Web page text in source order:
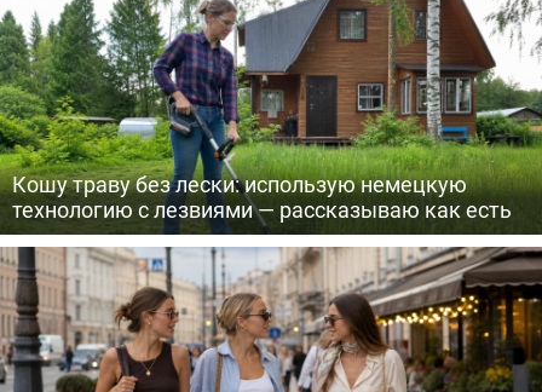
Кошу траву без лески: использую немецкую
технологию с лезвиями — рассказываю как есть